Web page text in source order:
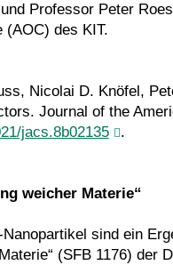
Professor Peter
(AOC) des KIT.
Nicolai D. Knöfel,
Journal of the
jacs.8b02135 .
weicher Materie“
sind ein
(SFB 1176) der